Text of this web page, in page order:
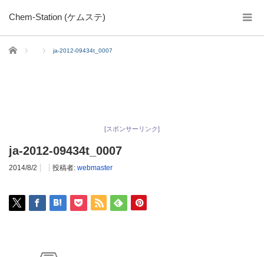
Chem-Station (ケムステ)
ホーム ja-2012-09434t_0007
[スポンサーリンク]
ja-2012-09434t_0007
2014/8/2 投稿者: webmaster